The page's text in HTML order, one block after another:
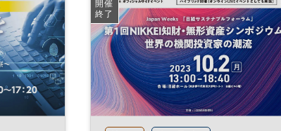
開催
終了